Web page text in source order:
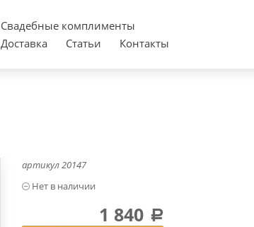
Cвадебные комплименты
Доставка Статьи Контакты
артикул20147
1 840 a